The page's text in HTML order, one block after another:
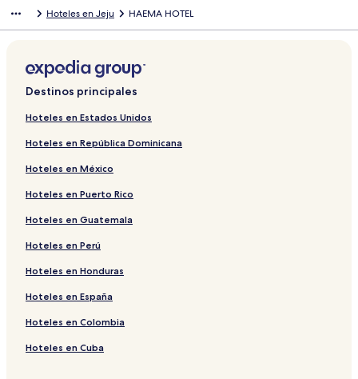
Hoteles en Jeju HAEMA HOTEL
Destinos principales
Hoteles en Estados Unidos
Hoteles en República Dominicana
Hoteles en México
Hoteles en Puerto Rico
Hoteles en Guatemala
Hoteles en Perú
Hoteles en Honduras
Hoteles en España
Hoteles en Colombia
Hoteles en Cuba